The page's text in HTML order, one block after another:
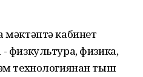
кабинет
физика,
технологиянан тыш